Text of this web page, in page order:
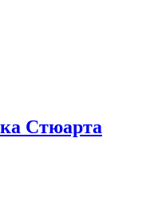
Стюарта